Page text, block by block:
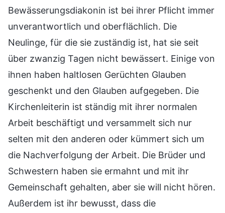
Bewässerungsdiakonin ist bei ihrer Pflicht immer
unverantwortlich und oberflächlich. Die
Neulinge, für die sie zuständig ist, hat sie seit
über zwanzig Tagen nicht bewässert. Einige von
ihnen haben haltlosen Gerüchten Glauben
geschenkt und den Glauben aufgegeben. Die
Kirchenleiterin ist ständig mit ihrer normalen
Arbeit beschäftigt und versammelt sich nur
selten mit den anderen oder kümmert sich um
die Nachverfolgung der Arbeit. Die Brüder und
Schwestern haben sie ermahnt und mit ihr
Gemeinschaft gehalten, aber sie will nicht hören.
Außerdem ist ihr bewusst, dass die